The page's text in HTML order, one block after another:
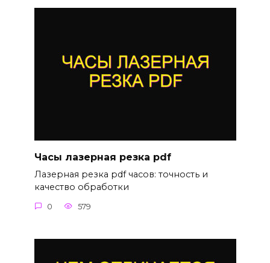
Часы лазерная резка pdf
Лазерная резка pdf часов: точность и
качество обработки
0 579